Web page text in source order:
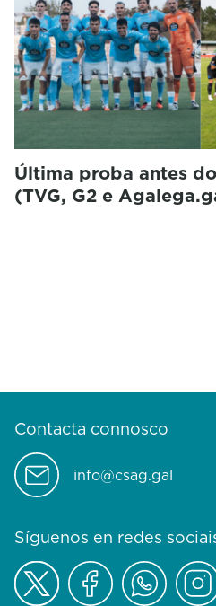
Última proba antes
(TVG, G2 e
Contacta connosco
info@csag.gal
Síguenos en redes